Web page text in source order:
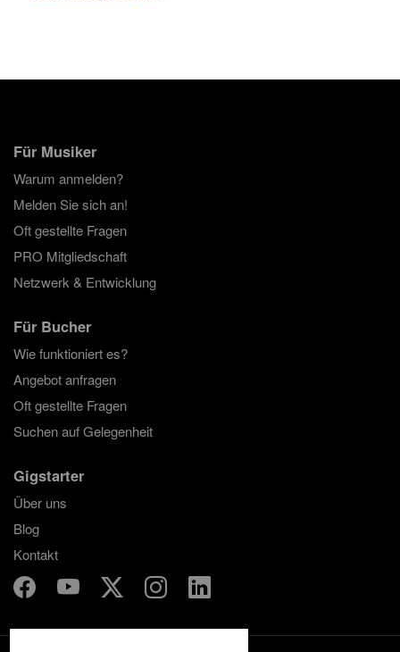
Für Musiker
Warum anmelden?
Melden Sie sich an!
Oft gestellte Fragen
PRO Mitgliedschaft
Netzwerk & Entwicklung
Für Bucher
Wie funktioniert es?
Angebot anfragen
Oft gestellte Fragen
Suchen auf Gelegenheit
Gigstarter
Über uns
Blog
Kontakt